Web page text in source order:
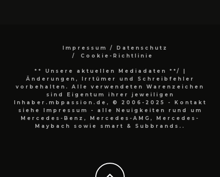
Impressum / Datenschutz
Cookie-Richtlinie
** Unsere aktuellen Mediadaten **/
|
Änderungen, Irrtümer und Schreibfehler
vorbehalten. Alle verwendeten Warenzeichen
sind Eigentum ihrer jeweiligen
Inhaber.mbpassion.de, © 2006-2025 - Kontakt
siehe Impressum - alle Neuigkeiten rund um
Mercedes-Benz, Mercedes-AMG, Mercedes-
Maybach sowie smart & Subbrands..